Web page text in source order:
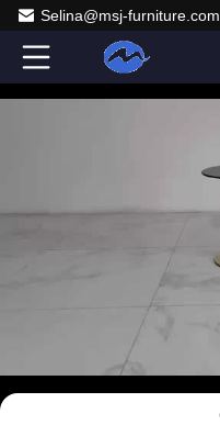
Selina@msj-furniture.com